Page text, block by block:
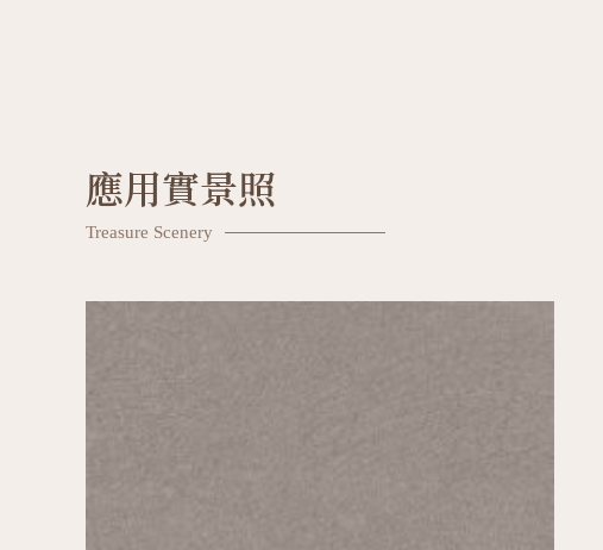
應用實景照
Treasure Scenery